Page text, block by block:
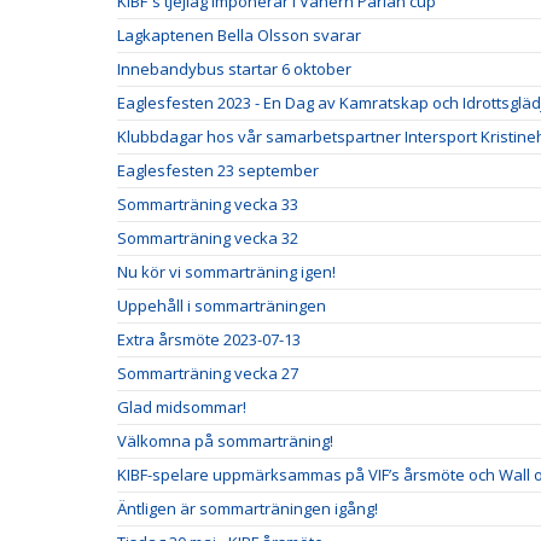
Lagkaptenen Bella Olsson svarar
Innebandybus startar 6 oktober
Eaglesfesten 2023 - En Dag av Kamratskap och
Klubbdagar hos vår samarbetspartner Intersport
Eaglesfesten 23 september
Sommarträning vecka 33
Sommarträning vecka 32
Nu kör vi sommarträning igen!
Uppehåll i sommarträningen
Extra årsmöte 2023-07-13
Sommarträning vecka 27
Glad midsommar!
Välkomna på sommarträning!
KIBF-spelare uppmärksammas på VIF’s årsmöte och Wall
Äntligen är sommarträningen igång!